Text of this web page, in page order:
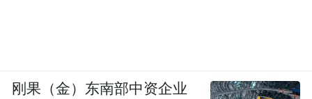
刚果（金）东南部中资企业